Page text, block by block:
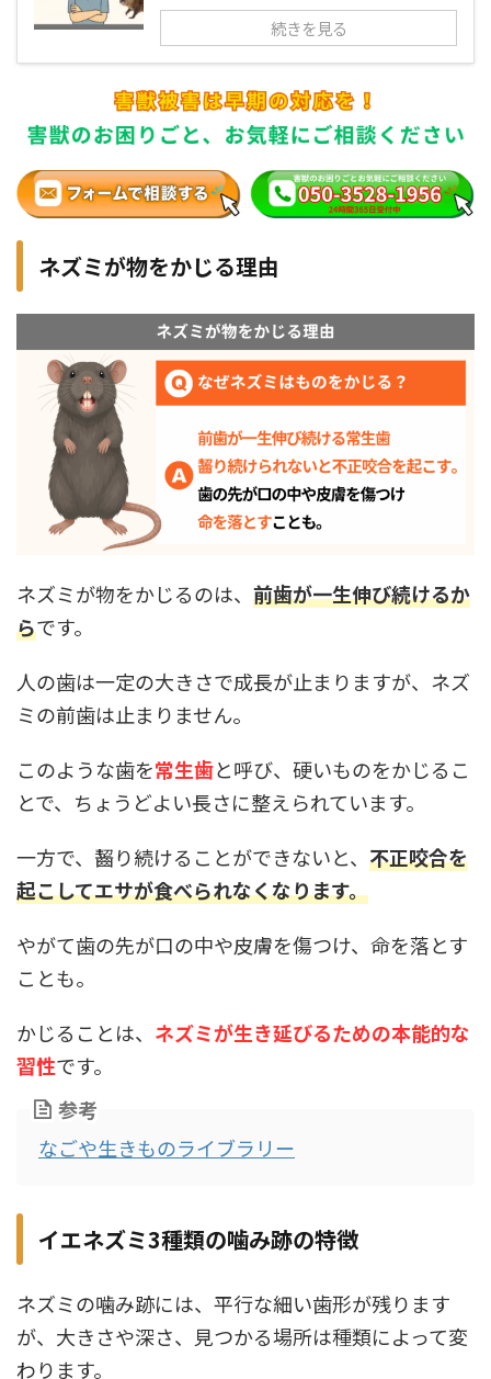
続きを見る
ネズミが物をかじる理由
ネズミが物をかじるのは、 前歯が一生伸び続けるか
らです。
人の歯は一定の大きさで成長が止まりますが、ネズ
ミの前歯は止まりません。
このような歯を常生歯と呼び、硬いものをかじるこ
とで、ちょうどよい長さに整えられています。
一方で、齧り続けることができないと、 不正咬合を
起こしてエサが食べられなくなります。
やがて歯の先が口の中や皮膚を傷つけ、命を落とす
ことも。
かじることは、 ネズミが生き延びるための本能的な
習性です。
参考
なごや生きものライブラリー
イエネズミ3種類の噛み跡の特徴
ネズミの噛み跡には、平行な細い歯形が残ります
が、大きさや深さ、見つかる場所は種類によって変
わります。